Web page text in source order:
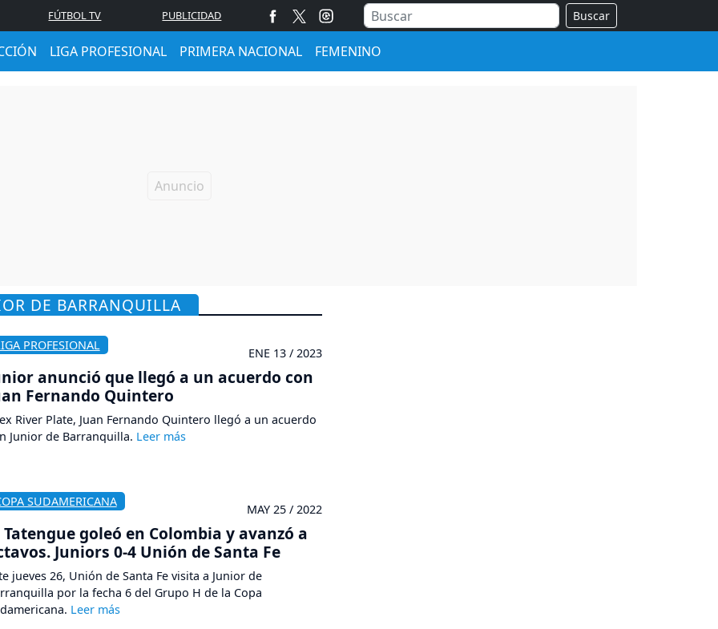
FÚTBOL TV PUBLICIDAD Buscar
LIGA PROFESIONAL PRIMERA NACIONAL FEMENINO
DE BARRANQUILLA
PROFESIONAL
ENE 13 / 2023
anunció que llegó a un acuerdo con
Fernando Quintero
River Plate, Juan Fernando Quintero llegó a un acuerdo
Junior de Barranquilla.
SUDAMERICANA
MAY 25 / 2022
Tatengue goleó en Colombia y avanzó a
Juniors 0-4 Unión de Santa Fe
jueves 26, Unión de Santa Fe visita a Junior de
por la fecha 6 del Grupo H de la Copa